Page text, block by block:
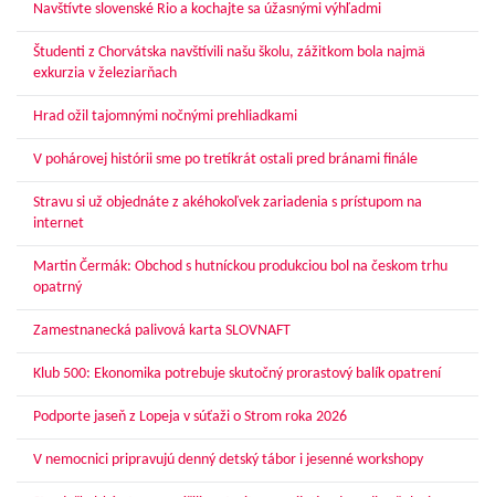
Navštívte slovenské Rio a kochajte sa úžasnými výhľadmi
Študenti z Chorvátska navštívili našu školu, zážitkom bola najmä
exkurzia v železiarňach
Hrad ožil tajomnými nočnými prehliadkami
V pohárovej histórii sme po tretíkrát ostali pred bránami finále
Stravu si už objednáte z akéhokoľvek zariadenia s prístupom na
internet
Martin Čermák: Obchod s hutníckou produkciou bol na českom trhu
opatrný
Zamestnanecká palivová karta SLOVNAFT
Klub 500: Ekonomika potrebuje skutočný prorastový balík opatrení
Podporte jaseň z Lopeja v súťaži o Strom roka 2026
V nemocnici pripravujú denný detský tábor i jesenné workshopy